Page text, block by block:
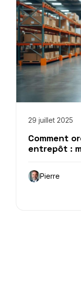
29 juillet 2025
Comment
entrepôt :
Pierre